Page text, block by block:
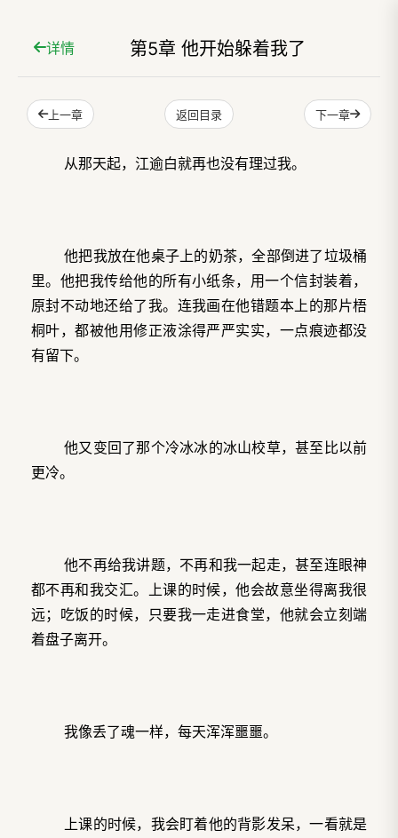
详情 第5章 他开始躲着我了
上一章 返回目录 下一章
从那天起，江逾白就再也没有理过我。
他把我放在他桌子上的奶茶，全部倒进了垃圾桶
里。他把我传给他的所有小纸条，用一个信封装着，
原封不动地还给了我。连我画在他错题本上的那片梧
桐叶，都被他用修正液涂得严严实实，一点痕迹都没
有留下。
他又变回了那个冷冰冰的冰山校草，甚至比以前
更冷。
他不再给我讲题，不再和我一起走，甚至连眼神
都不再和我交汇。上课的时候，他会故意坐得离我很
远；吃饭的时候，只要我一走进食堂，他就会立刻端
着盘子离开。
我像丢了魂一样，每天浑浑噩噩。
上课的时候，我会盯着他的背影发呆，一看就是